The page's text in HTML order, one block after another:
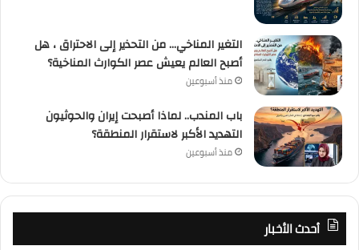
التغير المناخي… من التحذير إلى الاحتراق ، هل
أصبح العالم يعيش عصر الكوارث المناخية؟
منذ أسبوعين
باب المندب.. لماذا أصبحت إيران والحوثيون
التهديد الأكبر لاستقرار المنطقة؟
منذ أسبوعين
أحدث الأخبار